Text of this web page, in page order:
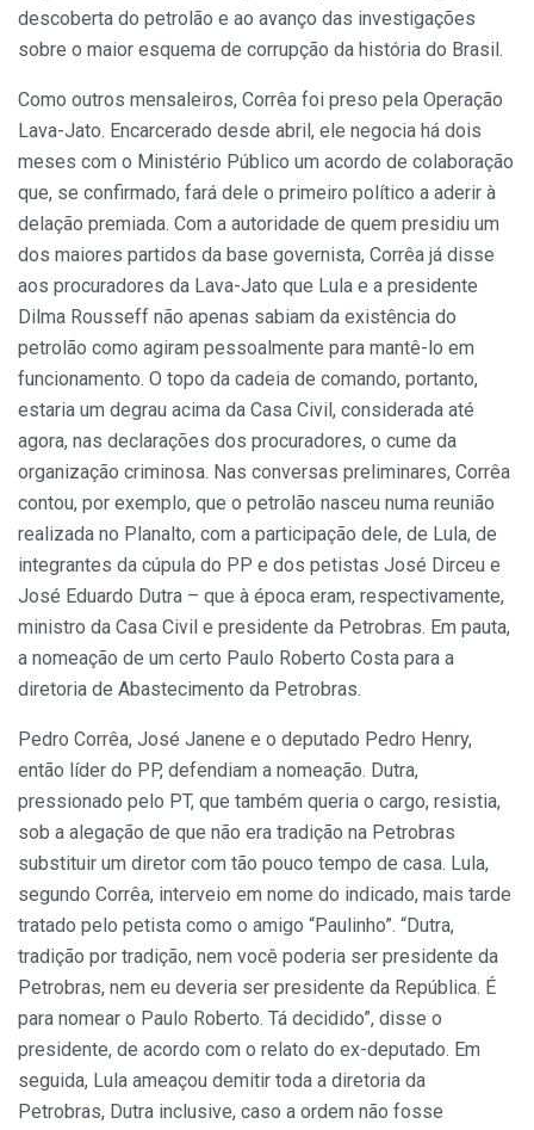
descoberta do petrolão e ao avanço das investigações
sobre o maior esquema de corrupção da história do Brasil.
Como outros mensaleiros, Corrêa foi preso pela Operação
Lava-Jato. Encarcerado desde abril, ele negocia há dois
meses com o Ministério Público um acordo de colaboração
que, se confirmado, fará dele o primeiro político a aderir à
delação premiada. Com a autoridade de quem presidiu um
dos maiores partidos da base governista, Corrêa já disse
aos procuradores da Lava-Jato que Lula e a presidente
Dilma Rousseff não apenas sabiam da existência do
petrolão como agiram pessoalmente para mantê-lo em
funcionamento. O topo da cadeia de comando, portanto,
estaria um degrau acima da Casa Civil, considerada até
agora, nas declarações dos procuradores, o cume da
organização criminosa. Nas conversas preliminares, Corrêa
contou, por exemplo, que o petrolão nasceu numa reunião
realizada no Planalto, com a participação dele, de Lula, de
integrantes da cúpula do PP e dos petistas José Dirceu e
José Eduardo Dutra – que à época eram, respectivamente,
ministro da Casa Civil e presidente da Petrobras. Em pauta,
a nomeação de um certo Paulo Roberto Costa para a
diretoria de Abastecimento da Petrobras.
Pedro Corrêa, José Janene e o deputado Pedro Henry,
então líder do PP, defendiam a nomeação. Dutra,
pressionado pelo PT, que também queria o cargo, resistia,
sob a alegação de que não era tradição na Petrobras
substituir um diretor com tão pouco tempo de casa. Lula,
segundo Corrêa, interveio em nome do indicado, mais tarde
tratado pelo petista como o amigo “Paulinho”. “Dutra,
tradição por tradição, nem você poderia ser presidente da
Petrobras, nem eu deveria ser presidente da República. É
para nomear o Paulo Roberto. Tá decidido”, disse o
presidente, de acordo com o relato do ex-deputado. Em
seguida, Lula ameaçou demitir toda a diretoria da
Petrobras, Dutra inclusive, caso a ordem não fosse